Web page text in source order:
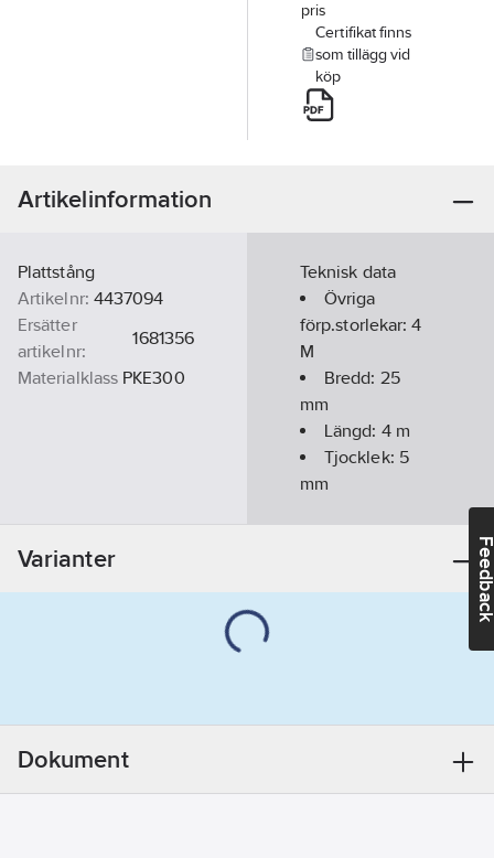
pris
Certifikat finns
som tillägg vid
köp
Artikelinformation
Plattstång
Artikelnr: 4437094
Ersätter
artikelnr:
1681356
Materialklass PKE300
Teknisk data
Övriga
förp.storlekar:4
M
Bredd: 25
mm
Längd: 4m
Tjocklek: 5
mm
Varianter
Dokument